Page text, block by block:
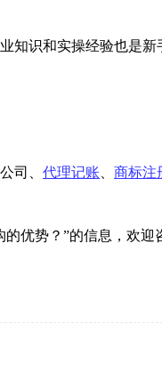
知识和实操经验也是新
司、 代理记账 商标注
优势？”的信息，欢迎